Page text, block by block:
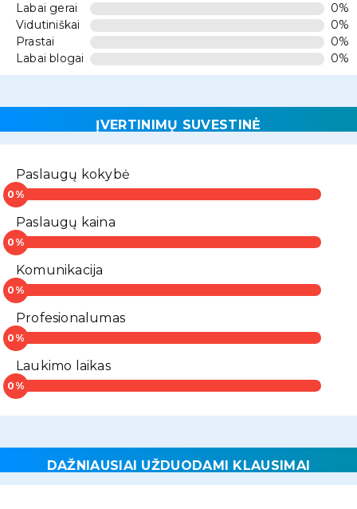
Labai gerai
0%
Vidutiniškai
0%
Prastai
0%
Labai blogai
0%
ĮVERTINIMŲ SUVESTINĖ
Paslaugų kokybė
Paslaugų kaina
Komunikacija
Profesionalumas
Laukimo laikas
DAŽNIAUSIAI UŽDUODAMI KLAUSIMAI